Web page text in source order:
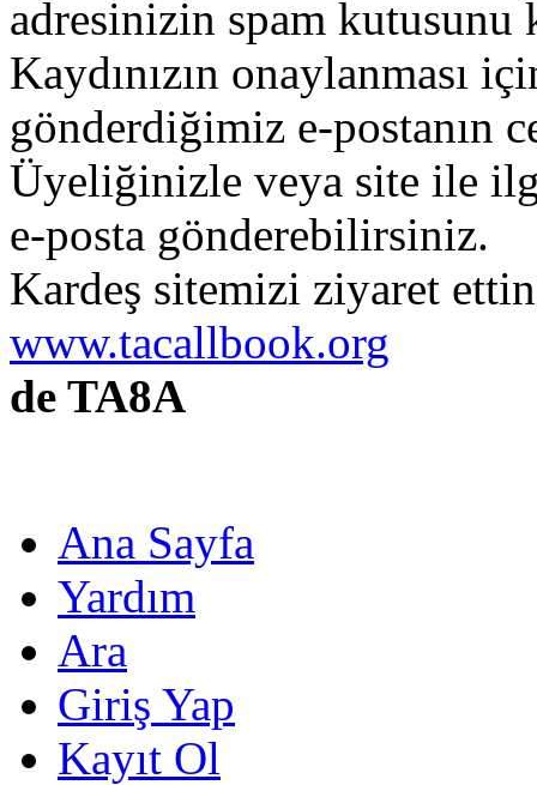
adresinizin spam
Kaydınızın onaylanması
gönderdiğimiz e-postanın
Üyeliğinizle veya site ile
e-posta gönderebilirsiniz.
Kardeş sitemizi ziyaret
www.tacallbook.org
de TA8A
Ana Sayfa
Yardım
Ara
Giriş Yap
Kayıt Ol